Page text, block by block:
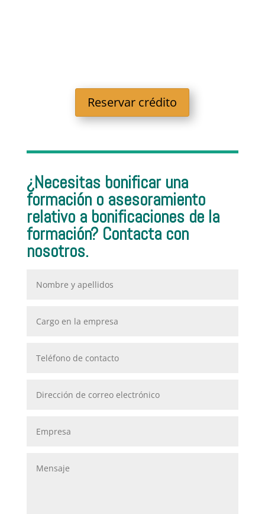
Reservar crédito
¿Necesitas bonificar una
formación o asesoramiento
relativo a bonificaciones de la
formación? Contacta con
nosotros.